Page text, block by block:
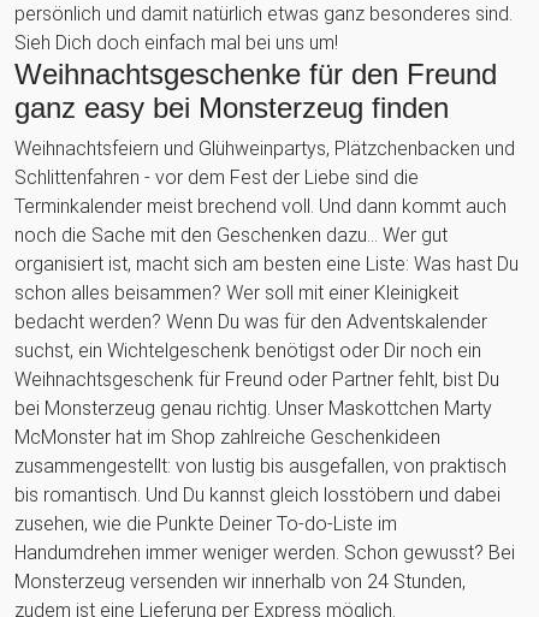
persönlich und damit natürlich etwas ganz besonderes sind.
Sieh Dich doch einfach mal bei uns um!
Weihnachtsgeschenke für den Freund
ganz easy bei Monsterzeug finden
Weihnachtsfeiern und Glühweinpartys, Plätzchenbacken und
Schlittenfahren - vor dem Fest der Liebe sind die
Terminkalender meist brechend voll. Und dann kommt auch
noch die Sache mit den Geschenken dazu... Wer gut
organisiert ist, macht sich am besten eine Liste: Was hast Du
schon alles beisammen? Wer soll mit einer Kleinigkeit
bedacht werden? Wenn Du was für den Adventskalender
suchst, ein Wichtelgeschenk benötigst oder Dir noch ein
Weihnachtsgeschenk für Freund oder Partner fehlt, bist Du
bei Monsterzeug genau richtig. Unser Maskottchen Marty
McMonster hat im Shop zahlreiche Geschenkideen
zusammengestellt: von lustig bis ausgefallen, von praktisch
bis romantisch. Und Du kannst gleich losstöbern und dabei
zusehen, wie die Punkte Deiner To-do-Liste im
Handumdrehen immer weniger werden. Schon gewusst? Bei
Monsterzeug versenden wir innerhalb von 24 Stunden,
zudem ist eine Lieferung per Express möglich.